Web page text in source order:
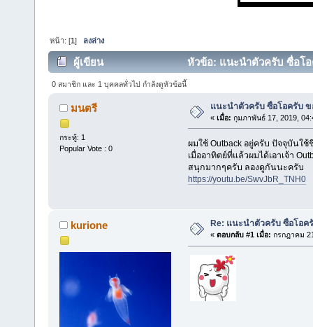
หน้า: [1] ลงล่าง
ผู้เขียน หัวข้อ: แนะนำตัวครับ ซื่อโ
0 สมาชิก และ 1 บุคคลทั่วไป กำลังดูหัวข้อนี้
มนตรี
กระทู้: 1
Popular Vote : 0
แนะนำตัวครับ ซื่อโอครับ
« เมื่อ: กุมภาพันธ์ 17, 2019,
ผมใช้ Outback อยู่ครับ ปัจจุบันใช้
เมื่ออาทิตย์ที่แล้วผมได้เอาเจ้า
สนุกมากๆครับ ลองดูกันนะครับ
https://youtu.be/SwvJbR_TNH0
kurione Re: แนะนำตัวครับ ซื่อโอค
« ตอบกลับ #1 เมื่อ: กรกฎาคม